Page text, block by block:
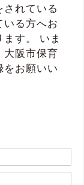
されている
いる方へお
す。 いま
大阪市保育
をお願いい